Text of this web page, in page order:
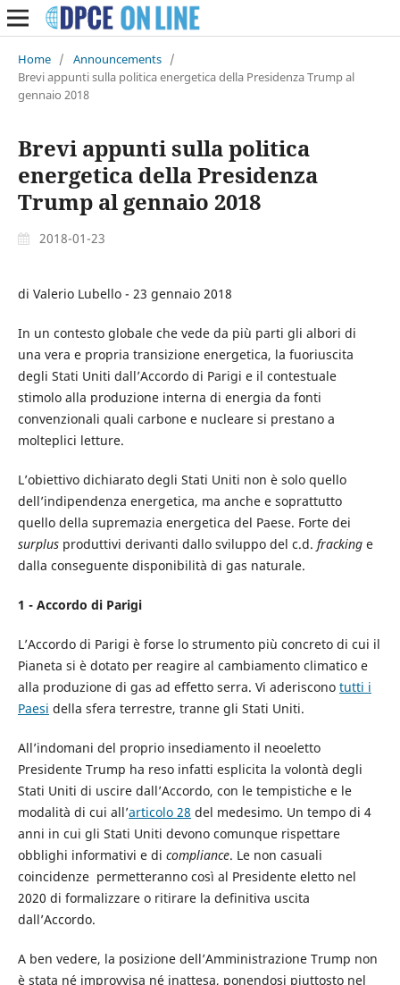
Home / Announcements /
Brevi appunti sulla politica energetica della Presidenza Trump al
gennaio 2018
Brevi appunti sulla politica
energetica della Presidenza
Trump al gennaio 2018
2018-01-23
di Valerio Lubello - 23 gennaio 2018
In un contesto globale che vede da più parti gli albori di
una vera e propria transizione energetica, la fuoriuscita
degli Stati Uniti dall’Accordo di Parigi e il contestuale
stimolo alla produzione interna di energia da fonti
convenzionali quali carbone e nucleare si prestano a
molteplici letture.
L’obiettivo dichiarato degli Stati Uniti non è solo quello
dell’indipendenza energetica, ma anche e soprattutto
quello della supremazia energetica del Paese. Forte dei
surplusproduttivi derivanti dallo sviluppo del c.d. frackinge
dalla conseguente disponibilità di gas naturale.
1 - Accordo di Parigi
L’Accordo di Parigi è forse lo strumento più concreto di cui il
Pianeta si è dotato per reagire al cambiamento climatico e
alla produzione di gas ad effetto serra. Vi aderiscono tutti i
Paesi della sfera terrestre, tranne gli Stati Uniti.
All’indomani del proprio insediamento il neoeletto
Presidente Trump ha reso infatti esplicita la volontà degli
Stati Uniti di uscire dall’Accordo, con le tempistiche e le
modalità di cui all’articolo 28 del medesimo. Un tempo di 4
anni in cui gli Stati Uniti devono comunque rispettare
obblighi informativi e di compliance. Le non casuali
coincidenze permetteranno così al Presidente eletto nel
2020 di formalizzare o ritirare la definitiva uscita
dall’Accordo.
A ben vedere, la posizione dell’Amministrazione Trump non
è stata né improvvisa né inattesa, ponendosi piuttosto nel